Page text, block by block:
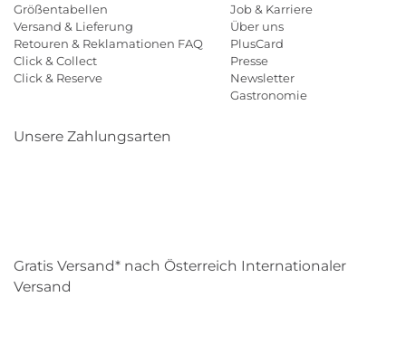
Größentabellen
Versand & Lieferung
Retouren & Reklamationen FAQ
Click & Collect
Click & Reserve
Job & Karriere
Über uns
PlusCard
Presse
Newsletter
Gastronomie
Unsere Zahlungsarten
Gratis Versand* nach Österreich Internationaler
Versand